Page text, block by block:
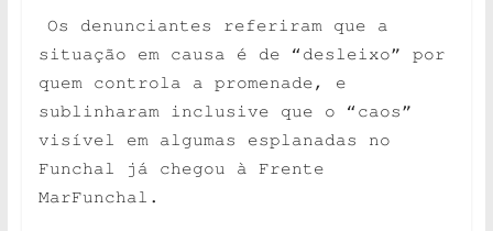
Os denunciantes referiram que a
situação em causa é de “desleixo” por
quem controla a promenade, e
sublinharam inclusive que o “caos”
visível em algumas esplanadas no
Funchal já chegou à Frente
MarFunchal.